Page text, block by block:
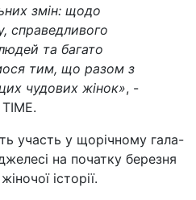
змін: щодо
справедливого
та багато
тим, що разом з
чудових жінок», -
участь у щорічному гала-
на початку березня
історії.